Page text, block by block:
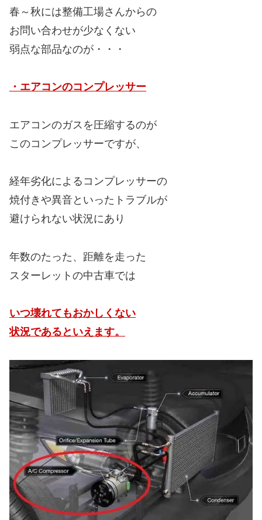
春～秋には整備工場さんからの
お問い合わせが少なくない
弱点な部品なのが・・・
・エアコンのコンプレッサー
エアコンのガスを圧縮するのが
このコンプレッサーですが、
経年劣化によるコンプレッサーの
焼付きや異音といったトラブルが
避けられない状況にあり
年数のたった、距離を走った
スターレットの中古車では
いつ壊れてもおかしくない
状況であるといえます。